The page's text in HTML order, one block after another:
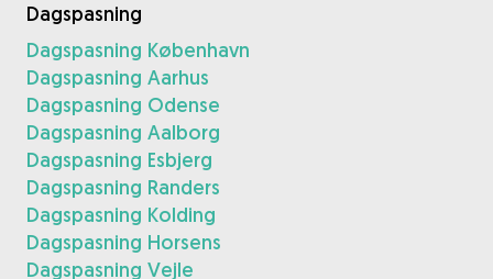
Dagspasning
Dagspasning København
Dagspasning Aarhus
Dagspasning Odense
Dagspasning Aalborg
Dagspasning Esbjerg
Dagspasning Randers
Dagspasning Kolding
Dagspasning Horsens
Dagspasning Vejle